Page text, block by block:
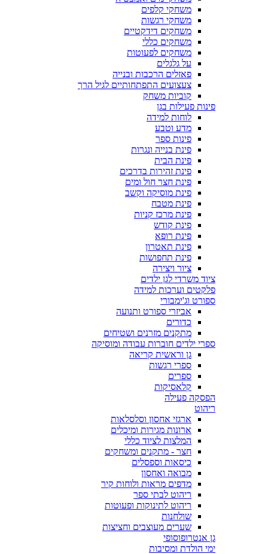
משחקי קלפים
משחקי רגשות
משחקים דידקטיים
משחקים כללי
משחקים לפעוטות
על גלגלים
פאזלים הרכבות ובנייה
צעצועים התפתחותיים לגיל הרך
קוביות משחק
פינות פעילות בגן
לוחות למידה
מדע וטבע
פינות ספר
פינת בנייה ונגרות
פינת הבית
פינת זהירות בדרכים
פינת חצר חול ומים
פינת מוסיקה וקשב
פינת מטבח
פינת מרכז קניות
פינת קודש
פינת רופא
פינת תאטרון
פינת תחפושות
ציור ויצירה
ציוד משרדי לגן ילדים
פלקטים וערכות למידה
ספורט וג'ימבורי
אביזרי ספורט ותנועה
כדורים
מתקנים מזרנים ושטיחים
ספרי ילדים חוברות עבודה ומוסיקה
גן וראשית קריאה
ספרי רגשות
ספרים
קלאסיקות
הפסקה פעילה
ריהוט
ארגזי אחסון וסלסלאות
ארונות מגירות ומיכלים
המלצות לציוד כללי
חצר - מתקנים ומשחקים
כיסאות וספסלים
מבואה ואחסון
מדפים מראות ולוחות קיר
ריהוט לבתי ספר
ריהוט לתינוקות ופעוטות
שולחנות
שערים מעוצבים וחציצות
גן אנטרופוסופי
ימי הולדת ומסיבות